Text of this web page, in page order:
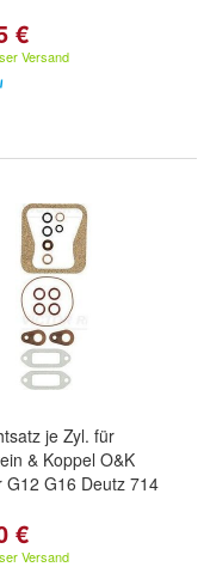
€
Versand
je Zyl. für
& Koppel O&K
G12 G16 Deutz 714
€
Versand